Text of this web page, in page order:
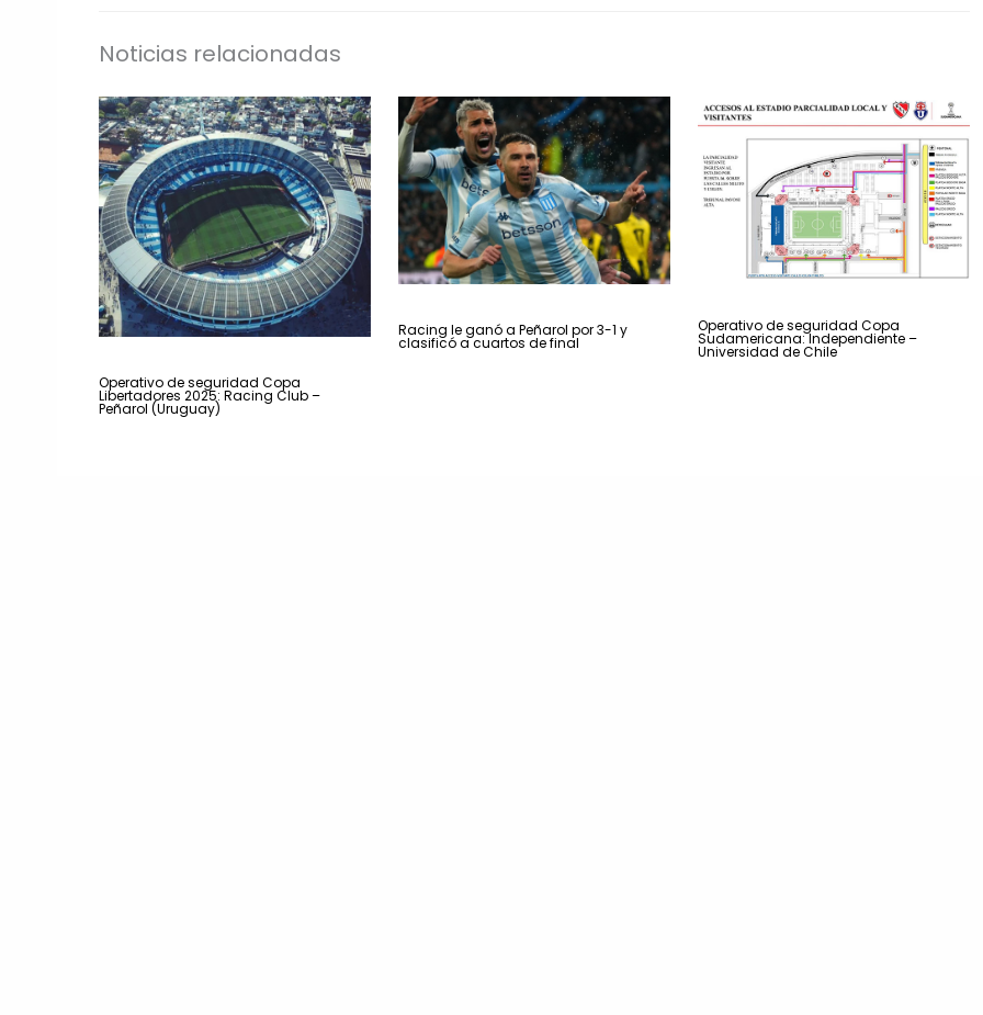
Noticias relacionadas
Operativo de seguridad Copa
Libertadores 2025: Racing Club –
Peñarol (Uruguay)
Racing le ganó a Peñarol por 3-1 y
clasificó a cuartos de final
Operativo de seguridad Copa
Sudamericana: Independiente –
Universidad de Chile